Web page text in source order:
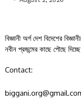
বিজ্ঞানী অর্গ দেশ বিদেশের
নবীন প্রজন্মের কাছে পৌছে
Contact: